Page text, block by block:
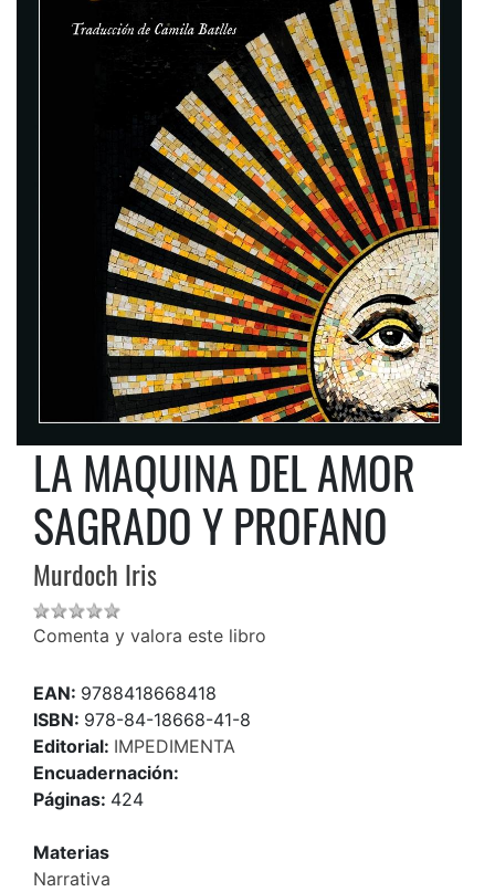
LA MAQUINA DEL AMOR
SAGRADO Y PROFANO
Murdoch Iris
Comenta y valora este libro
EAN: 9788418668418
ISBN: 978-84-18668-41-8
Editorial: IMPEDIMENTA
Encuadernación:
Páginas: 424
Materias
Narrativa